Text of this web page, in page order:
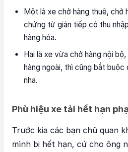
Một là xe chở hàng thuê, chở
chứng từ gián tiếp có thu
hàng hóa.
Hai là xe vừa chở hàng nội
hàng ngoài, thì cũng bắt buộc
nha.
Phù hiệu xe tải hết hạn
Trước kia các bạn chủ quan
mình bị hết hạn, cứ cho ông